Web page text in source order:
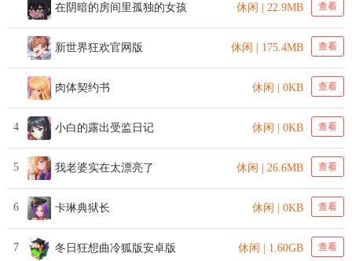
在阴暗的房间里孤独的女孩 休闲 | 22.9MB 查看
新世界狂欢官网版 休闲 | 175.4MB 查看
肉体契约书 休闲 | 0KB 查看
4 小白的露出受监日记 休闲 | 0KB 查看
5 我老婆实在太漂亮了 休闲 | 26.6MB 查看
6 卡琳典狱长 休闲 | 0KB 查看
7 冬日狂想曲冷狐版安卓版 休闲 | 1.60GB 查看